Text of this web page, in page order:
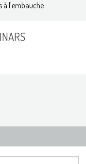
à l'embauche